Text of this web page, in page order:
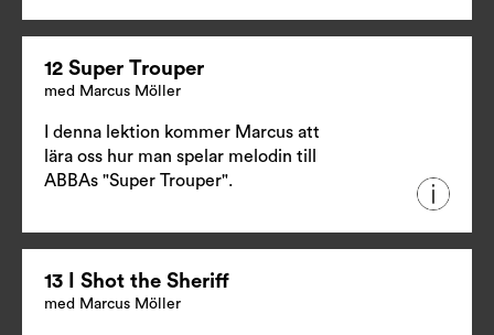
12 Super Trouper
med Marcus Möller
I denna lektion kommer Marcus att
lära oss hur man spelar melodin till
ABBAs "Super Trouper".
13 I Shot the Sheriff
med Marcus Möller